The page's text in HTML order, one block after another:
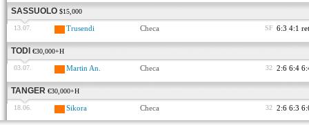
SASSUOLO $15,000
13.07. Trusendi Checa SF 6:3 4:1
TODI €30,000+H
03.07. Martin An. Checa 32 2:6 6:4
TANGER €30,000+H
18.06. Sikora Checa 32 2:6 6:3